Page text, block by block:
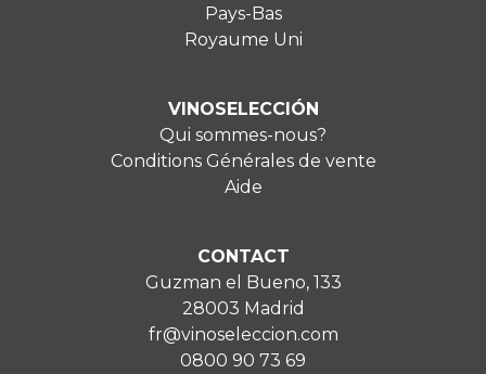
Pays-Bas
Royaume Uni
VINOSELECCIÓN
Qui sommes-nous?
Conditions Générales de vente
Aide
CONTACT
Guzman el Bueno, 133
28003 Madrid
fr@vinoseleccion.com
0800 90 73 69